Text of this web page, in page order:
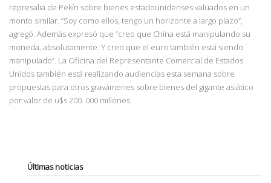
represalia de Pekín sobre bienes estadounidenses valuados en un
monto similar. “Soy como ellos, tengo un horizonte a largo plazo”,
agregó. Además expresó que “creo que China está manipulando su
moneda, absolutamente. Y creo que el euro también está siendo
manipulado”. La Oficina del Representante Comercial de Estados
Unidos también está realizando audiencias esta semana sobre
propuestas para otros gravámenes sobre bienes del gigante asiático
por valor de u$s 200. 000 millones.
Últimas noticias